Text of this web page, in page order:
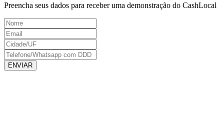
Preencha seus dados para receber uma demonstração do CashLocal
ENVIAR